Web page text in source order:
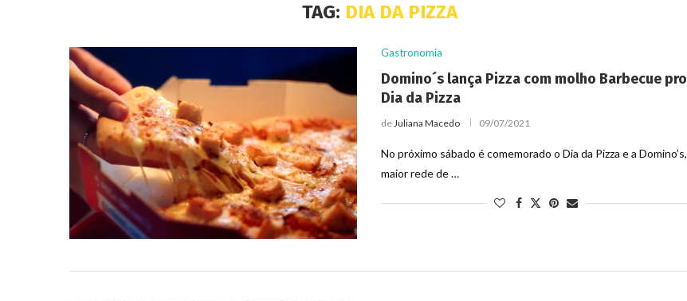
TAG: DIA DA PIZZA
Gastronomia
Domino´s lança Pizza com molho Barbecue pro
Dia da Pizza
deJuliana Macedo 09/07/2021
No próximo sábado é comemorado o Dia da Pizza e a Domino’s,
maior rede de …